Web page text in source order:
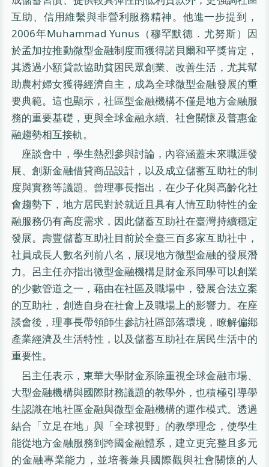
互助、信用維繫與非營利服務精神。他進一步提到，
2006年Muhammad Yunus（穆罕默德．尤努斯）因
於孟加拉推動微型金融制度而獲得諾貝爾和平獎肯定，
其透過小額貸款協助貧困民眾創業、改善生活，尤其幫
助農村婦女獲得經濟自主，成為全球微型金融發展的重
要典範。這也顯示，社區型金融機構不僅是地方金融服
務的重要基礎，更與全球金融永續、社會關懷及普惠金
融趨勢相互接軌。
座談會中，學生熱烈參與討論，內容涵蓋未來職涯發
展、創新金融借貸商品設計，以及成立儲蓄互助社的制
度與實務等議題。曾理事長指出，在少子化與高齡化社
會趨勢下，地方居民對於就近且具有人情互助特性的金
融服務仍有高度需求，因此儲蓄互助社在臺灣持續穩定
發展。壽豐儲蓄互助社目前於全臺三百多家互助社中，
社員成長人數名列前八名，展現地方微型金融的發展潛
力。呂主任亦指出微型金融機構是財金系同學可以創業
的少數管道之一，藉由在社區及職場中，發展合法立案
的互助社，創造自身在社會上及職場上的影響力。在座
談會後，理事長帶領師生參訪社區部落環境，瞭解偏鄕
產業經濟及生活特性，以及儲蓄互助社在居民生活中的
重要性。
呂主任表示，東華大學財金系除重視全球金融市場、
大型金融機構與國際財務議題的教學外，也積極引導學
生認識在地社區金融與微型金融機構的運作模式。透過
結合「立足在地」與「全球視野」的教學理念，使學生
能從地方金融服務到跨國金融體系，建立更完整且多元
的金融專業能力，並培養兼具國際觀與社會關懷的人